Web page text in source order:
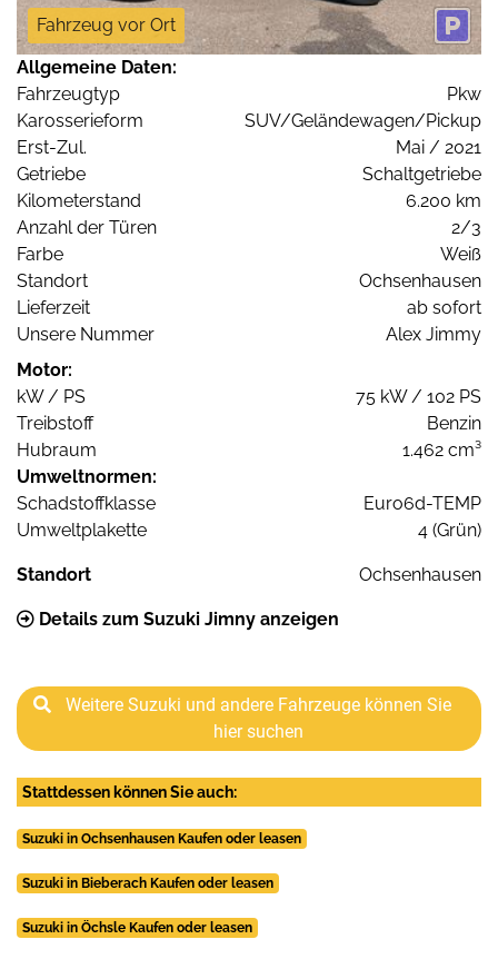
Fahrzeug vor Ort
Allgemeine Daten:
Fahrzeugtyp
Pkw
Karosserieform
SUV/Geländewagen/Pickup
Erst-Zul.
Mai / 2021
Getriebe
Schaltgetriebe
Kilometerstand
6.200 km
Anzahl der Türen
2/3
Farbe
Weiß
Standort
Ochsenhausen
Lieferzeit
ab sofort
Unsere Nummer
Alex Jimmy
Motor:
kW / PS
75 kW / 102 PS
Treibstoff
Benzin
Hubraum
1.462 cm³
Umweltnormen:
Schadstoffklasse
Euro6d-TEMP
Umweltplakette
4 (Grün)
Standort Ochsenhausen
Details zum Suzuki Jimny anzeigen
Weitere Suzuki und andere Fahrzeuge können Sie
hier suchen
Stattdessen können Sie auch:
Suzuki in Ochsenhausen Kaufen oder leasen
Suzuki in Bieberach Kaufen oder leasen
Suzuki in Öchsle Kaufen oder leasen